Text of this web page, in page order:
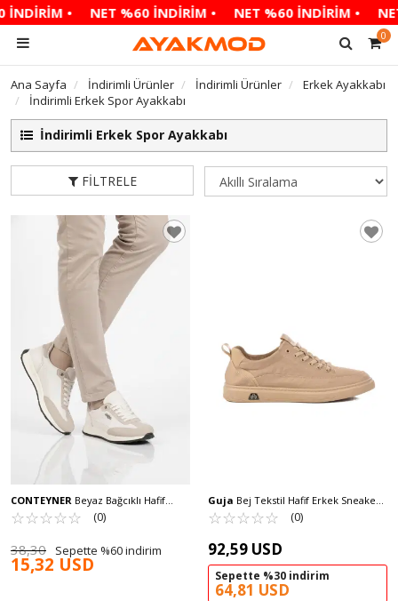
• NET %60 İNDİRİM • NET %60 İNDİRİM • NET
0
Ana Sayfa İndirimli Ürünler İndirimli Ürünler
Erkek Ayakkabı
İndirimli Erkek Spor Ayakkabı
İndirimli Erkek Spor Ayakkabı
FILTRELE
CONTEYNER Beyaz Bağcıklı Hafif
Esnek Erkek Sneaker 584 M
☆☆☆☆☆
★★★★★ (0)
38,30 Sepette %60 indirim
15,32 USD
Guja Bej Tekstil Hafif Erkek Sneaker
25Y510-2 M
☆☆☆☆☆
★★★★★ (0)
92,59 USD
Sepette %30 indirim
64,81 USD